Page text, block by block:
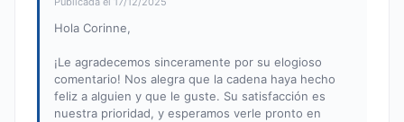
Hola Corinne,
¡Le agradecemos sinceramente por su elogioso
comentario! Nos alegra que la cadena haya hecho
feliz a alguien y que le guste. Su satisfacción es
nuestra prioridad, y esperamos verle pronto en